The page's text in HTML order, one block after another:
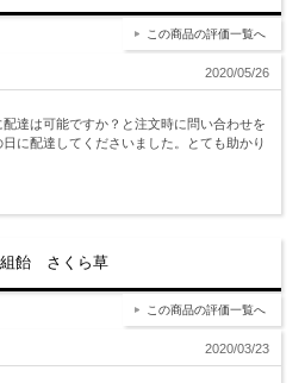
この商品の評価一覧へ
2020/05/26
達は可能ですか？と注文時に問い合わせを
に配達してくださいました。とても助かり
飴 さくら草
この商品の評価一覧へ
2020/03/23